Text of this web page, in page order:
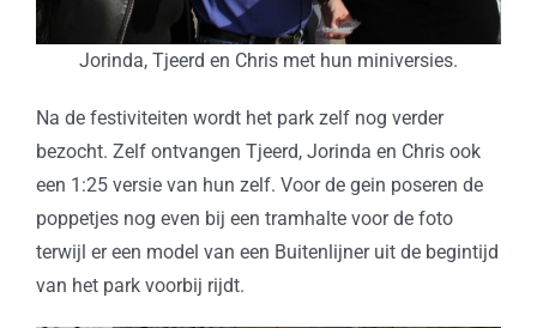
Jorinda, Tjeerd en Chris met hun miniversies.
Na de festiviteiten wordt het park zelf nog verder
bezocht. Zelf ontvangen Tjeerd, Jorinda en Chris ook
een 1:25 versie van hun zelf. Voor de gein poseren de
poppetjes nog even bij een tramhalte voor de foto
terwijl er een model van een Buitenlijner uit de begintijd
van het park voorbij rijdt.